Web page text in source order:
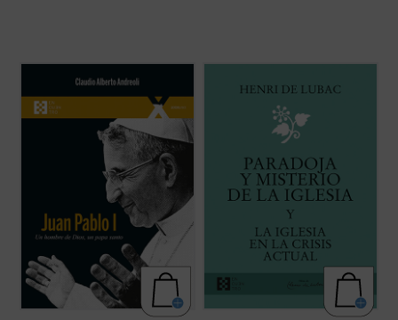
El 4 de septiembre de 2022 fue beatificado
el Siervo de Dios Albino Luciani, quien fue
papa con el nombre de Juan Pablo I, con
uno de los pontificados más breves de la
historia. El autor, que ha tenido la gracia de
conocer personalmente al beato ...(ver
cristianos en la sociedad contemporánea?
Henri de Lubac reunidos en el presente
volumen. Frente a una crisis que sacude las
raíces espirituales de Europa, el ...